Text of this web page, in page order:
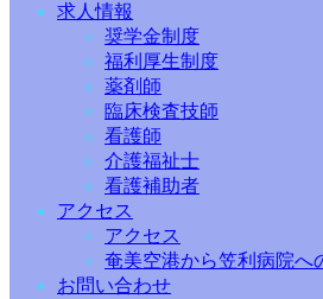
求人情報
奨学金制度
福利厚生制度
薬剤師
臨床検査技師
看護師
介護福祉士
看護補助者
アクセス
アクセス
奄美空港から笠利病院へ
お問い合わせ